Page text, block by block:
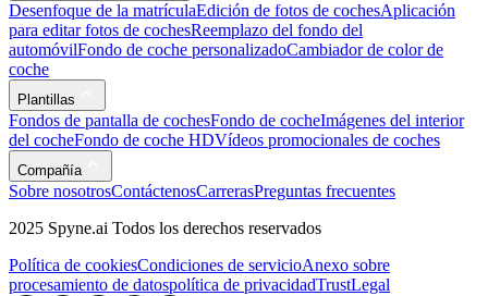
Desenfoque de la matrículaEdición de fotos de cochesAplicación
para editar fotos de cochesReemplazo del fondo del
automóvilFondo de coche personalizadoCambiador de color de
coche
Plantillas
Fondos de pantalla de cochesFondo de cocheImágenes del interior
del cocheFondo de coche HDVídeos promocionales de coches
Compañía
Sobre nosotrosContáctenosCarrerasPreguntas frecuentes
2025 Spyne.ai Todos los derechos reservados
Política de cookiesCondiciones de servicioAnexo sobre
procesamiento de datospolítica de privacidadTrustLegal